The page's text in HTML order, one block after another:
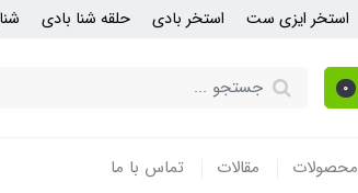
استخر ایزی ست استخر بادی حلقه شنا بادی
0
محصولات مقالات تماس با ما